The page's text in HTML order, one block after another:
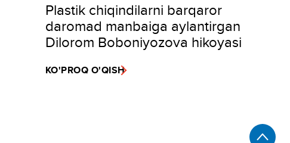
Plastik chiqindilarni barqaror
daromad manbaiga aylantirgan
Dilorom Boboniyozova hikoyasi
KO'PROQ O'QISH